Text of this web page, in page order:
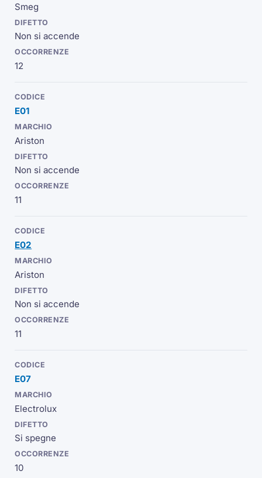
Smeg
Non si accende
12
E01
Ariston
Non si accende
11
E02
Ariston
Non si accende
11
E07
Electrolux
Si spegne
10